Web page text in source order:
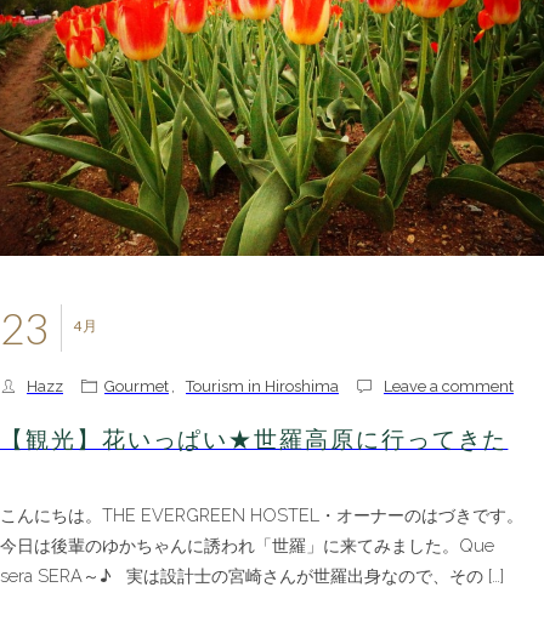
4月
23
Hazz Gourmet , Tourism in Hiroshima Leave a comment
【観光】花いっぱい★世羅高原に行ってきた
こんにちは。THE EVERGREEN HOSTEL・オーナーのはづきです。
今日は後輩のゆかちゃんに誘われ「世羅」に来てみました。Que
sera SERA～♪ 実は設計士の宮崎さんが世羅出身なので、その […]